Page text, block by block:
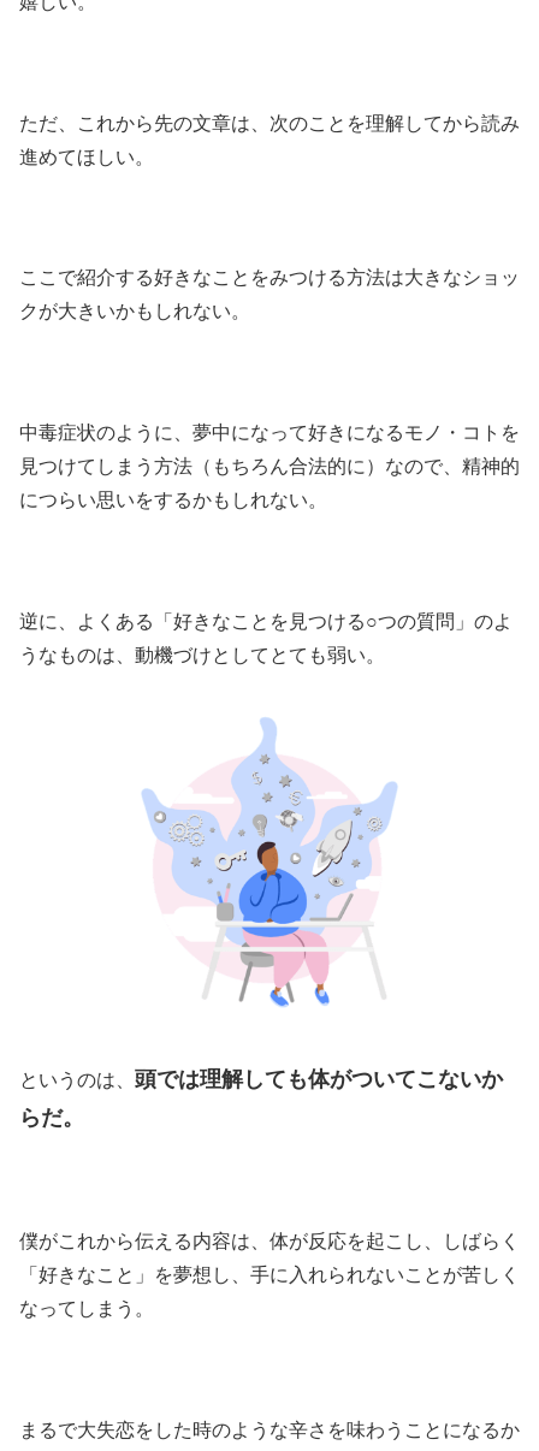
ただ、これから先の文章は、次のことを理解してから読み
進めてほしい。
ここで紹介する好きなことをみつける方法は大きなショッ
クが大きいかもしれない。
中毒症状のように、夢中になって好きになるモノ・コトを
見つけてしまう方法（もちろん合法的に）なので、精神的
につらい思いをするかもしれない。
逆に、よくある「好きなことを見つける○つの質問」のよ
うなものは、動機づけとしてとても弱い。
というのは、 頭では理解しても体がついてこないか
らだ。
僕がこれから伝える内容は、体が反応を起こし、しばらく
「好きなこと」を夢想し、手に入れられないことが苦しく
なってしまう。
まるで大失恋をした時のような辛さを味わうことになるか